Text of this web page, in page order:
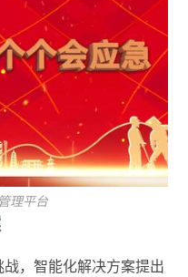
理平台
，智能化解决方案提出